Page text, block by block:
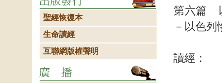
第六篇
－以色
讀經：
聖經恢復本
生命讀經
互聯網版權聲明